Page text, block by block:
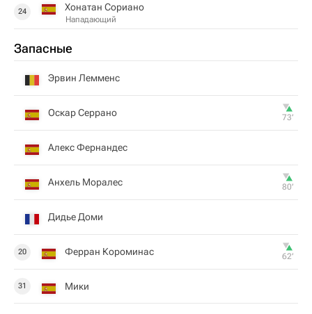
24 Хонатан Сориано
Нападающий
Запасные
Эрвин Лемменс
Оскар Серрано 73‎’‎
Алекс Фернандес
Анхель Моралес 80‎’‎
Дидье Доми
20 Ферран Короминас 62‎’‎
31 Мики